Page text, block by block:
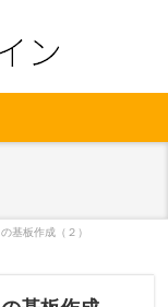
基板作成（２）